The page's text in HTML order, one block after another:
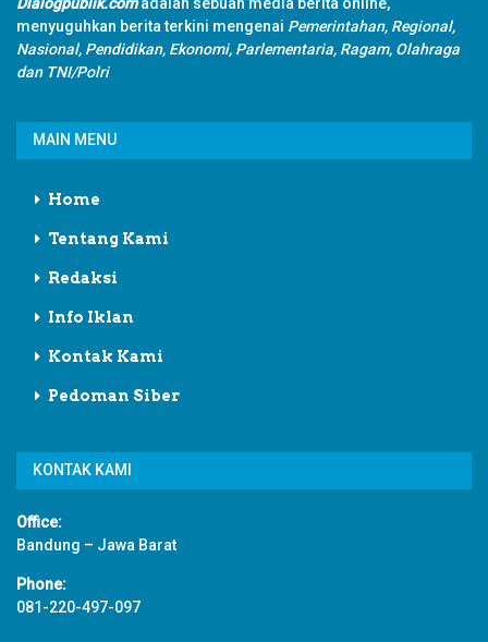
menyuguhkan berita terkini mengenai Pemerintahan, Regional,
Nasional, Pendidikan, Ekonomi, Parlementaria, Ragam, Olahraga
dan TNI/Polri
MAIN MENU
Home
Tentang Kami
Redaksi
Info Iklan
Kontak Kami
Pedoman Siber
KONTAK KAMI
Office:
Bandung – Jawa Barat
Phone:
081-220-497-097